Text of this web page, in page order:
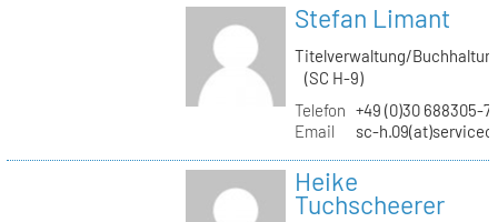
Stefan Limant
Titelverwaltung/
(SC H-9)
Telefon +49 (0)30 688305-
Email
sc-
Heike
Tuchscheerer